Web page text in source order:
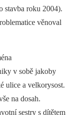
stavba roku 2004).
věnoval
v sobě jakoby
ulice a velkorysost.
na dosah.
sestry s dítětem